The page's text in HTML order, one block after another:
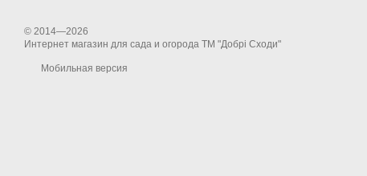
© 2014—2026
Интернет магазин для сада и огорода ТМ "Добрі Сходи"
Мобильная версия